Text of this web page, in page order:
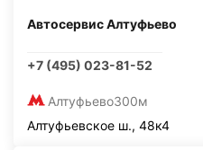
Автосервис Алтуфьево
+7 (495) 023-81-52
Алтуфьево300м
Алтуфьевское ш., 48к4